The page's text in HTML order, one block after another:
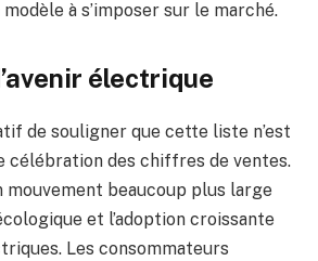
modèle à s’imposer sur le marché.
électrique
de souligner que cette liste n’est
célébration des chiffres de ventes.
mouvement beaucoup plus large
et l’adoption croissante
Les consommateurs